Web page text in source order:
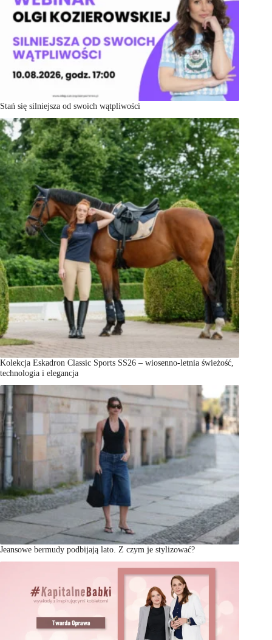
Stań się silniejsza od swoich wątpliwości
Kolekcja Eskadron Classic Sports SS26 – wiosenno-letnia świeżość,
technologia i elegancja
Jeansowe bermudy podbijają lato. Z czym je stylizować?